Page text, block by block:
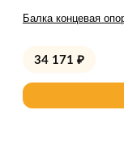
Балка концевая
34 171 ₽